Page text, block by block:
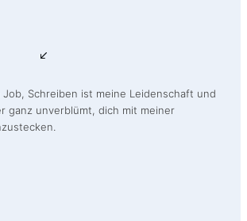
Job, Schreiben ist meine Leidenschaft und
ganz unverblümt, dich mit meiner